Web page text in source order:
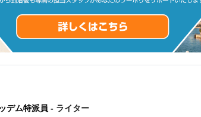
デム特派員 - ライター